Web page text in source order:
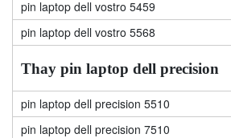
pin laptop dell vostro 5459
pin laptop dell vostro 5568
Thay pin laptop dell precision
pin laptop dell precision 5510
pin laptop dell precision 7510